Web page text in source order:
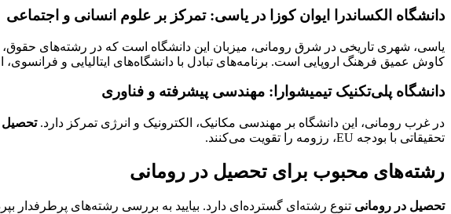
دانشگاه الکساندرا ایوان کوزا در یاسی: تمرکز بر علوم انسانی و اجتماعی
یاسی، شهری تاریخی در شرق رومانی، میزبان این دانشگاه است که در رشته‌های
کاوش عمیق فرهنگ اروپایی است. برنامه‌های تبادل با دانشگاه‌های ایتالیایی و
دانشگاه پلی‌تکنیک تیمیشوارا: مهندسی پیشرفته و فناوری
در غرب رومانی، این دانشگاه بر مهندسی مکانیک، الکترونیک و انرژی تمرکز دارد.تحصیل
تحقیقاتی با بودجه EU، رزومه را تقویت می‌کنند.
رشته‌های محبوب برای تحصیل در رومانی
تحصیل در رومانی تنوع رشته‌ای گسترده‌ای دارد. بیایید به بررسی رشته‌های پرطرفدار